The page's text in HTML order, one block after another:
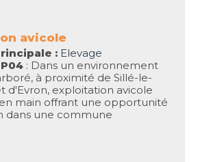
avicole
: Elevage
: Dans un environnement
à proximité de Sillé-le-
d'Evron, exploitation avicole
main offrant une opportunité
dans une commune